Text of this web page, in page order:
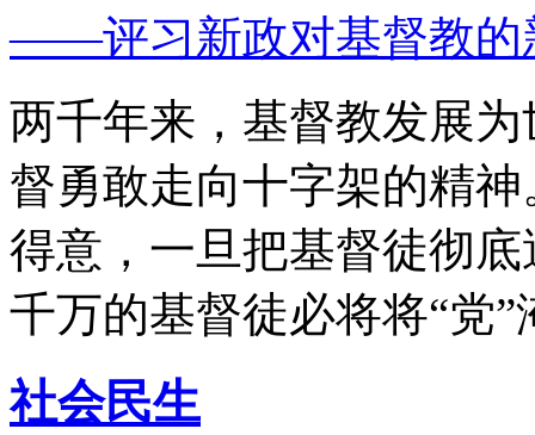
——评习新政对基督教的
两千年来，基督教发展
督勇敢走向十字架的精
得意，一旦把基督徒彻
千万的基督徒必将将“党”
社会民生